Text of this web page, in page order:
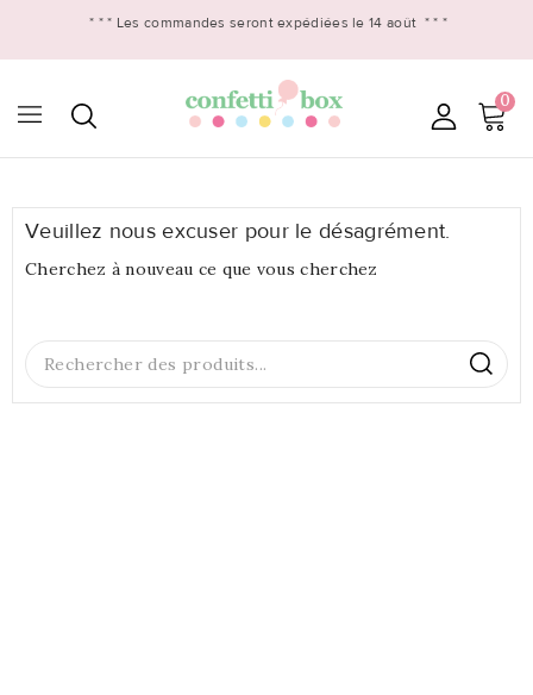
* * * Les commandes seront expédiées le 14 août * * *
0
Veuillez nous excuser pour le désagrément.
Cherchez à nouveau ce que vous cherchez